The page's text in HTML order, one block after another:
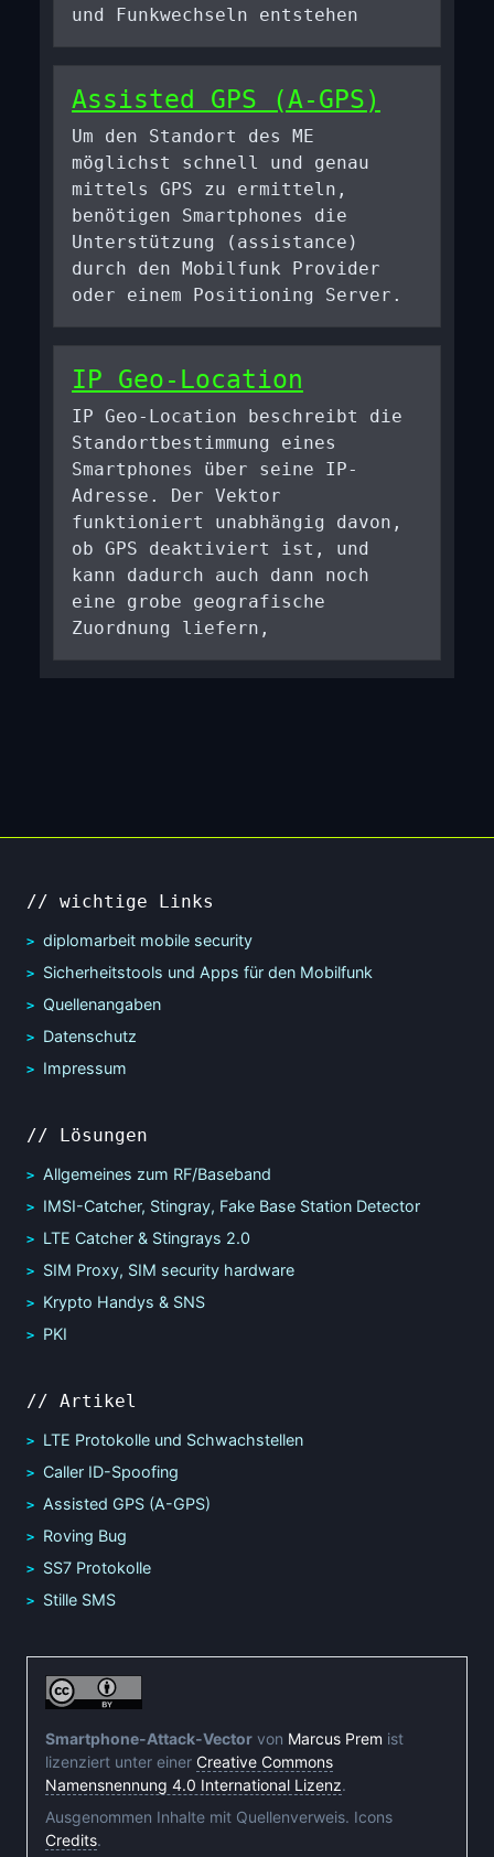
und Funkwechseln entstehen
Assisted GPS (A-GPS)
Um den Standort des ME
möglichst schnell und genau
mittels GPS zu ermitteln,
benötigen Smartphones die
Unterstützung (assistance)
durch den Mobilfunk Provider
oder einem Positioning Server.
IP Geo-Location
IP Geo-Location beschreibt die
Standortbestimmung eines
Smartphones über seine IP-
Adresse. Der Vektor
funktioniert unabhängig davon,
ob GPS deaktiviert ist, und
kann dadurch auch dann noch
eine grobe geografische
Zuordnung liefern,
// wichtige Links
diplomarbeit mobile security
Sicherheitstools und Apps für den Mobilfunk
Quellenangaben
Datenschutz
Impressum
// Lösungen
Allgemeines zum RF/Baseband
IMSI-Catcher, Stingray, Fake Base Station Detector
LTE Catcher & Stingrays 2.0
SIM Proxy, SIM security hardware
Krypto Handys & SNS
PKI
// Artikel
LTE Protokolle und Schwachstellen
Caller ID-Spoofing
Assisted GPS (A-GPS)
Roving Bug
SS7 Protokolle
Stille SMS
Smartphone-Attack-Vector von Marcus Prem ist
lizenziert unter einer Creative Commons
Namensnennung 4.0 International Lizenz.
Ausgenommen Inhalte mit Quellenverweis. Icons
Credits.